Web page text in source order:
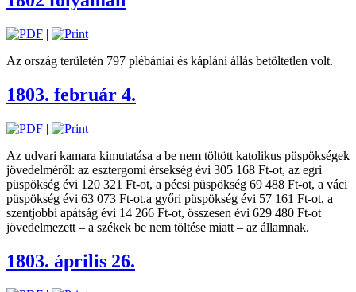
|
Az ország területén 797 plébániai és kápláni állás betöltetlen volt.
1803. február 4.
|
Az udvari kamara kimutatása a be nem töltött katolikus püspökségek
jövedelméről: az esztergomi érsekség évi 305 168 Ft-ot, az egri
püspökség évi 120 321 Ft-ot, a pécsi püspökség 69 488 Ft-ot, a váci
püspökség évi 63 073 Ft-ot,a győri püspökség évi 57 161 Ft-ot, a
szentjobbi apátság évi 14 266 Ft-ot, összesen évi 629 480 Ft-ot
jövedelmezett – a székek be nem töltése miatt – az államnak.
1803. április 26.